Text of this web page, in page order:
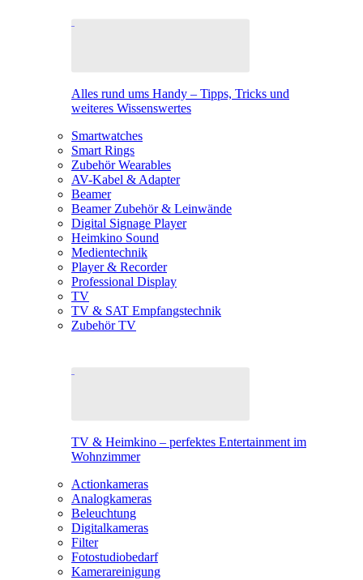
Alles rund ums Handy – Tipps, Tricks und
weiteres Wissenswertes
Smartwatches
Smart Rings
Zubehör Wearables
AV-Kabel & Adapter
Beamer
Beamer Zubehör & Leinwände
Digital Signage Player
Heimkino Sound
Medientechnik
Player & Recorder
Professional Display
TV
TV & SAT Empfangstechnik
Zubehör TV
TV & Heimkino – perfektes Entertainment im
Wohnzimmer
Actionkameras
Analogkameras
Beleuchtung
Digitalkameras
Filter
Fotostudiobedarf
Kamerareinigung